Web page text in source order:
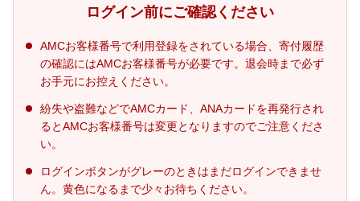
ログイン前にご確認ください
AMCお客様番号で利用登録をされている場合、寄付履歴
の確認にはAMCお客様番号が必要です。退会時まで必ず
お手元にお控えください。
紛失や盗難などでAMCカード、ANAカードを再発行され
るとAMCお客様番号は変更となりますのでご注意くださ
い。
ログインボタンがグレーのときはまだログインできませ
ん。黄色になるまで少々お待ちください。